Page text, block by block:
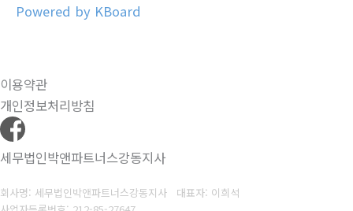
Powered by KBoard
이용약관
개인정보처리방침
세무법인박앤파트너스강동지사
회사명: 세무법인박앤파트너스강동지사 대표자: 이희석